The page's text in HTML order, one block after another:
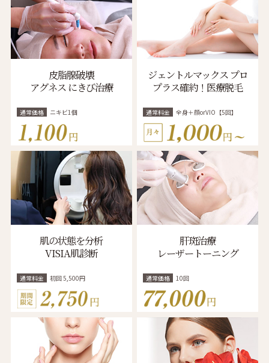
皮脂腺破壊
アグネス にきび治療
通常価格 ニキビ1個
ジェントルマックス プロ
プラス確約！医療脱毛
通常料金 全身＋顔orVIO【5回】
肌の状態を分析
VISIA肌診断
通常料金 初回 5,500円
肝斑治療
レーザートーニング
通常価格 10回